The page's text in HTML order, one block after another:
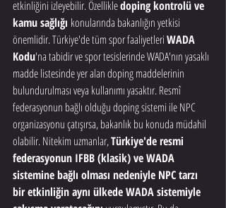
etkinliğini izleyebilir. Özellikle doping kontrolü ve
kamu sağlığı konularında bakanlığın yetkisi
önemlidir. Türkiye'de tüm spor faaliyetleri WADA
Kodu'na tabidir ve spor tesislerinde WADA'nın yasaklı
madde listesinde yer alan doping maddelerinin
bulundurulması veya kullanımı yasaktır. Resmî
federasyonun bağlı olduğu doping sistemi ile NPC
organizasyonu çatışırsa, bakanlık bu konuda müdahil
olabilir. Nitekim uzmanlar, Türkiye'de resmi
federasyonun IFBB (klasik) ve WADA
sistemine bağlı olması nedeniyle NPC tarzı
bir etkinliğin aynı ülkede WADA sistemiyle